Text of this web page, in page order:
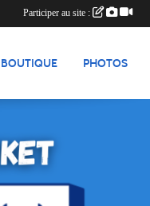
PHOTOS
Participer au site :